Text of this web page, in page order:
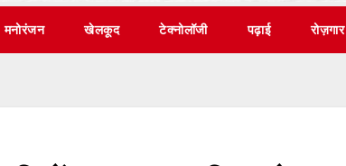
मनोरंजन खेलकूद टेक्नोलॉजी पढ़ाई रोज़गार